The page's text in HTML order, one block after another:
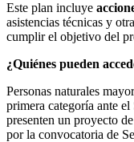
Este plan incluye
asistencias técnicas y
cumplir el objetivo del
¿Quiénes pueden
Personas naturales
primera categoría ante
presenten un proyecto
por la convocatoria de